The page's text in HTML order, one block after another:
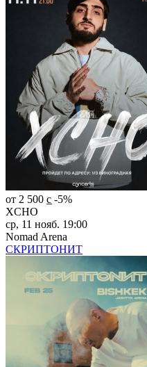
от 2 500 c̲ -5%
XCHO
ср, 11 нояб. 19:00
Nomad Arena
СКРИПТОНИТ